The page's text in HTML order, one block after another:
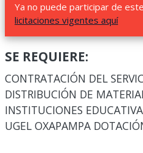
Ya no puede participar de
licitaciones vigentes aquí
SE REQUIERE:
CONTRATACIÓN DEL
DISTRIBUCIÓN DE
INSTITUCIONES
UGEL OXAPAMPA